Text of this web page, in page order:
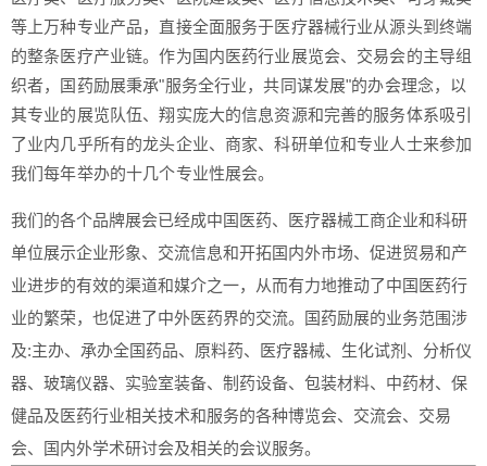
等上万种专业产品，直接全面服务于医疗器械行业从源头到终端
的整条医疗产业链。作为国内医药行业展览会、交易会的主导组
织者，国药励展秉承"服务全行业，共同谋发展"的办会理念，以
其专业的展览队伍、翔实庞大的信息资源和完善的服务体系吸引
了业内几乎所有的龙头企业、商家、科研单位和专业人士来参加
我们每年举办的十几个专业性展会。
我们的各个品牌展会已经成中国医药、医疗器械工商企业和科研
单位展示企业形象、交流信息和开拓国内外市场、促进贸易和产
业进步的有效的渠道和媒介之一，从而有力地推动了中国医药行
业的繁荣，也促进了中外医药界的交流。国药励展的业务范围涉
及:主办、承办全国药品、原料药、医疗器械、生化试剂、分析仪
器、玻璃仪器、实验室装备、制药设备、包装材料、中药材、保
健品及医药行业相关技术和服务的各种博览会、交流会、交易
会、国内外学术研讨会及相关的会议服务。